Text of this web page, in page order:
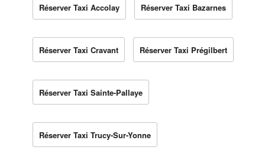
Réserver Taxi Accolay Réserver Taxi Bazarnes
Réserver Taxi Cravant Réserver Taxi Prégilbert
Réserver Taxi Sainte-Pallaye
Réserver Taxi Trucy-Sur-Yonne